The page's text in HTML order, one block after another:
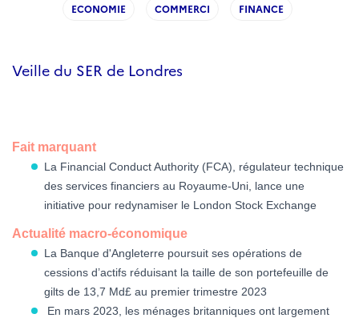
ECONOMIE COMMERCI FINANCE
Veille du SER de Londres
Fait marquant
La Financial Conduct Authority (FCA), régulateur technique
des services financiers au Royaume-Uni, lance une
initiative pour redynamiser le London Stock Exchange
Actualité macro-économique
La Banque d'Angleterre poursuit ses opérations de
cessions d’actifs réduisant la taille de son portefeuille de
gilts de 13,7 Md£ au premier trimestre 2023
En mars 2023, les ménages britanniques ont largement